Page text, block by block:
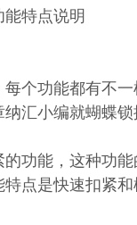
特点说明
个功能都有不一
汇小编就蝴蝶
功能，这种功
点是快速扣紧